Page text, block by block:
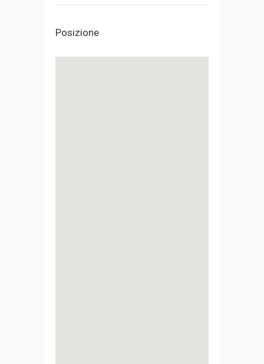
Posizione